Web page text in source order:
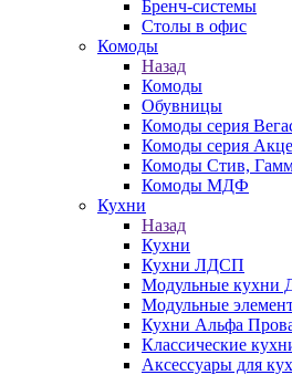
Бренч-системы
Столы в офис
Комоды
Назад
Комоды
Обувницы
Комоды серия
Комоды серия
Комоды Стив,
Комоды МДФ
Кухни
Назад
Кухни
Кухни ЛДСП
Модульные кухни
Модульные
Кухни Альфа
Классические
Аксессуары для